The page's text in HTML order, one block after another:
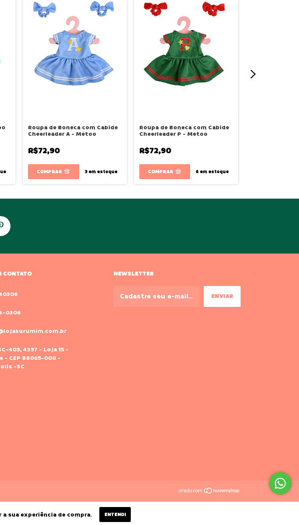
sua experiência de compra. ENTENDI
Roupa de Boneca com Cabide
Cheerleader A - Metoo
R$72,90
3 em estoque
Roupa de Boneca com Cabide
Cheerleader P - Metoo
R$72,90
6 em estoque
CONTATO
0306
405, 4397 - Loja 15 -
- CEP 88065-000 -
-SC
NEWSLETTER